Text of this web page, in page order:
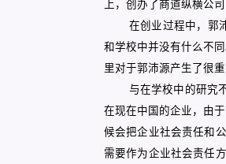
上，创办了商道纵横公
在创业过程中，郭
和学校中并没有什么不
里对于郭沛源产生了很重
与在学校中的研究
在现在中国的企业，由
候会把企业社会责任和
需要作为企业社会责任